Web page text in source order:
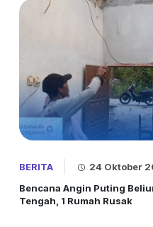
BERITA
24 Oktober
Bencana Angin Puting
Tengah, 1 Rumah Rusak